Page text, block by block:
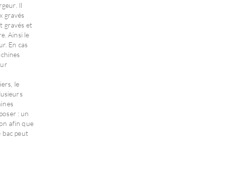
Il
gravés
gravés et
Ainsi le
En cas
le
: un
afin que
bac peut